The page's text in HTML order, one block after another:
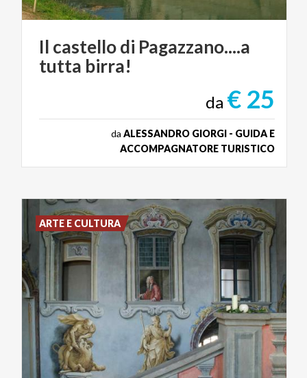
Il castellodi Pagazzano....a
tutta birra!
da € 25
da ALESSANDRO GIORGI - GUIDA E
ACCOMPAGNATORE TURISTICO
ARTE E CULTURA